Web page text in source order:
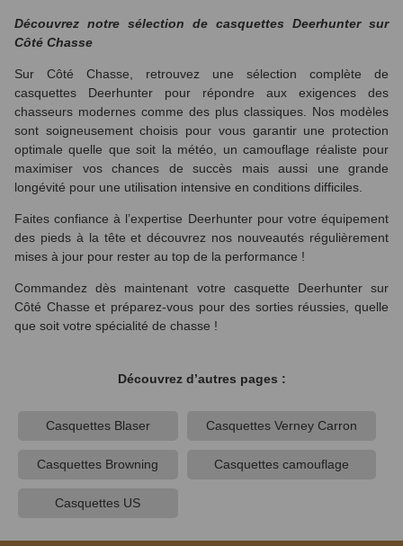
Découvrez notre sélection de casquettes Deerhunter sur
Côté Chasse
Sur Côté Chasse, retrouvez une sélection complète de
casquettes Deerhunter pour répondre aux exigences des
chasseurs modernes comme des plus classiques. Nos modèles
sont soigneusement choisis pour vous garantir une protection
optimale quelle que soit la météo, un camouflage réaliste pour
maximiser vos chances de succès mais aussi une grande
longévité pour une utilisation intensive en conditions difficiles.
Faites confiance à l’expertise Deerhunter pour votre équipement
des pieds à la tête et découvrez nos nouveautés régulièrement
mises à jour pour rester au top de la performance !
Commandez dès maintenant votre casquette Deerhunter sur
Côté Chasse et préparez-vous pour des sorties réussies, quelle
que soit votre spécialité de chasse !
Découvrez d’autres pages :
Casquettes Blaser
Casquettes Browning
Casquettes US
Casquettes Verney Carron
Casquettes camouflage